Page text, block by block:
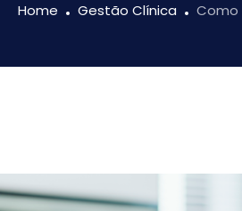
Home Gestão Clínica Como